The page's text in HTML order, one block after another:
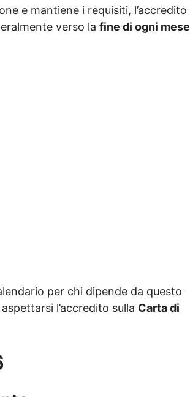
e mantiene i requisiti, l’accredito
verso la fine di ogni mese
per chi dipende da questo
l’accredito sulla Carta di